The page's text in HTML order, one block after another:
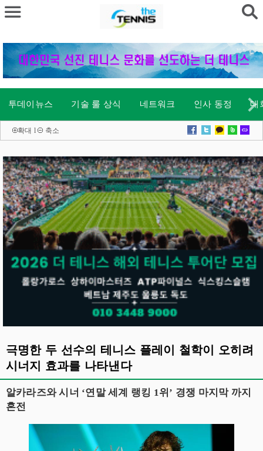
투데이뉴스 기술 룰 상식 네트워크 인사 동정 대
확대 l 축소
극명한 두 선수의 테니스 플레이 철학이 오히려
시너지 효과를 나타낸다
알카라즈와 시너 ‘연말 세계 랭킹 1위’ 경쟁 마지막 까지
혼전